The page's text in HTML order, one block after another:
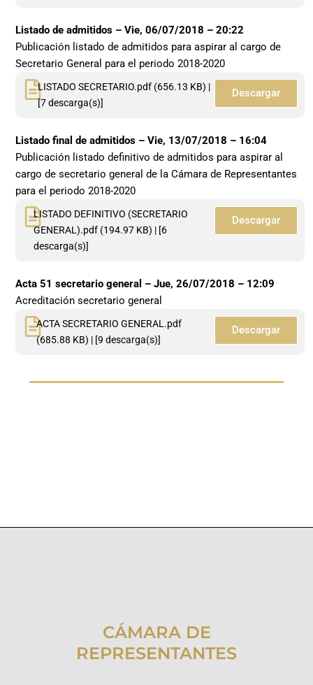
Listado de admitidos – Vie, 06/07/2018 – 20:22
Publicación listado de admitidos para aspirar al cargo de
Secretario General para el periodo 2018-2020
LISTADO SECRETARIO.pdf (656.13 KB) |
[7 descarga(s)]
Descargar
Listado final de admitidos – Vie, 13/07/2018 – 16:04
Publicación listado definitivo de admitidos para aspirar al
cargo de secretario general de la Cámara de Representantes
para el periodo 2018-2020
LISTADO DEFINITIVO (SECRETARIO
GENERAL).pdf (194.97 KB) | [6
descarga(s)]
Descargar
Acta 51 secretario general – Jue, 26/07/2018 – 12:09
Acreditación secretario general
ACTA SECRETARIO GENERAL.pdf
(685.88 KB) | [9 descarga(s)]
Descargar
CÁMARA DE
REPRESENTANTES